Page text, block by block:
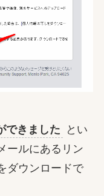
できました
とい
ールにあるリン
ダウンロードで